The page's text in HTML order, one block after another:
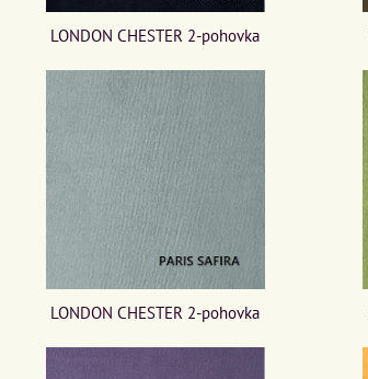
LONDON CHESTER 2-pohovka
LONDON CHESTER 2-pohovka